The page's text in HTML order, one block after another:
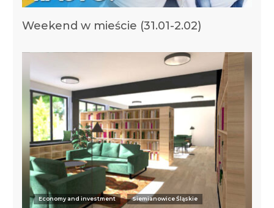
Weekend w mieście (31.01-2.02)
Economy and investment Siemianowice Śląskie